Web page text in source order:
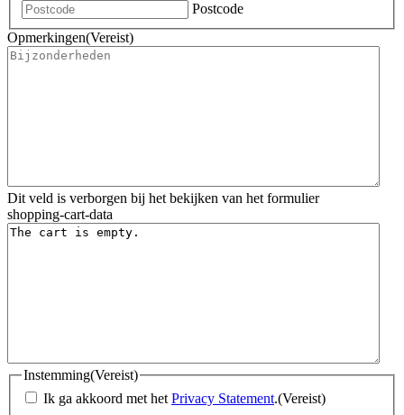
Postcode
Opmerkingen(Vereist)
Dit veld is verborgen bij het bekijken van het formulier
shopping-cart-data
Instemming(Vereist)
Ik ga akkoord met het Privacy Statement.(Vereist)